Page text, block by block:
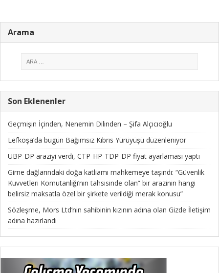
Arama
Son Eklenenler
Geçmişin İçinden, Nenemin Dilinden – Şifa Alçıcıoğlu
Lefkoşa’da bugün Bağımsız Kıbrıs Yürüyüşü düzenleniyor
UBP-DP araziyi verdi, CTP-HP-TDP-DP fiyat ayarlaması yaptı
Girne dağlarındaki doğa katliamı mahkemeye taşındı: “Güvenlik
Kuvvetleri Komutanlığı’nın tahsisinde olan” bir arazinin hangi
belirsiz maksatla özel bir şirkete verildiği merak konusu”
Sözleşme, Mors Ltd’nin sahibinin kızının adına olan Gizde İletişim
adına hazırlandı